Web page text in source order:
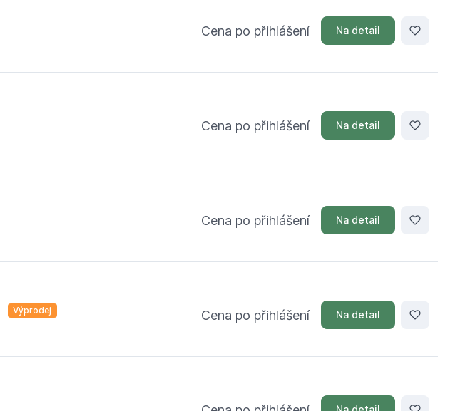
Cena po přihlášení Na detail
Cena po přihlášení Na detail
Cena po přihlášení Na detail
Výprodej Cena po přihlášení Na detail